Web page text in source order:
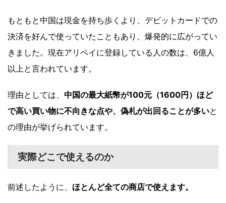
もともと中国は現金を持ち歩くより、デビットカードでの
決済を好んで使っていたこともあり、爆発的に広がってい
きました。現在アリペイに登録している人の数は、6億人
以上と言われています。
理由としては、 中国の最大紙幣が100元（1600円）ほど
で高い買い物に不向きな点や、偽札が出回ることが多いと
の理由が挙げられています。
実際どこで使えるのか
前述したように、 ほとんど全ての商店で使えます。